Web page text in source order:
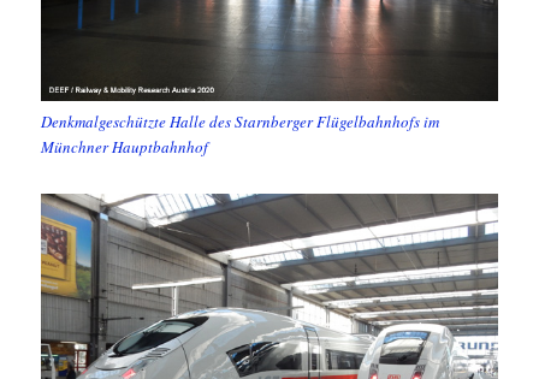
Denkmalgeschützte Halle des Starnberger Flügelbahnhofs im
Münchner Hauptbahnhof